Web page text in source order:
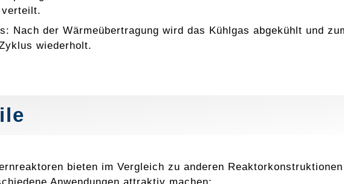
verteilt.
Nach der Wärmeübertragung wird das Kühlgas abgekühlt und
wiederholt.
bieten im Vergleich zu anderen